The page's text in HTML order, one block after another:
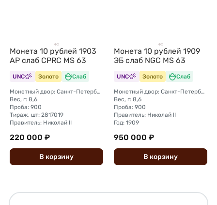
Монета 10 рублей 1903
АР слаб CPRC MS 63
UNC Золото Слаб
Монетный двор: Санкт-Петербургский монетный двор
Вес, г: 8,6
Проба: 900
Тираж, шт: 2817019
Правитель: Николай II
220 000 ₽
В корзину
Монета 10 рублей 1909
ЭБ слаб NGC MS 63
UNC Золото Слаб
Монетный двор: Санкт-Петербургский монетный двор
Вес, г: 8,6
Проба: 900
Правитель: Николай II
Год: 1909
950 000 ₽
В корзину